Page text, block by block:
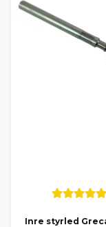
Inre styrled